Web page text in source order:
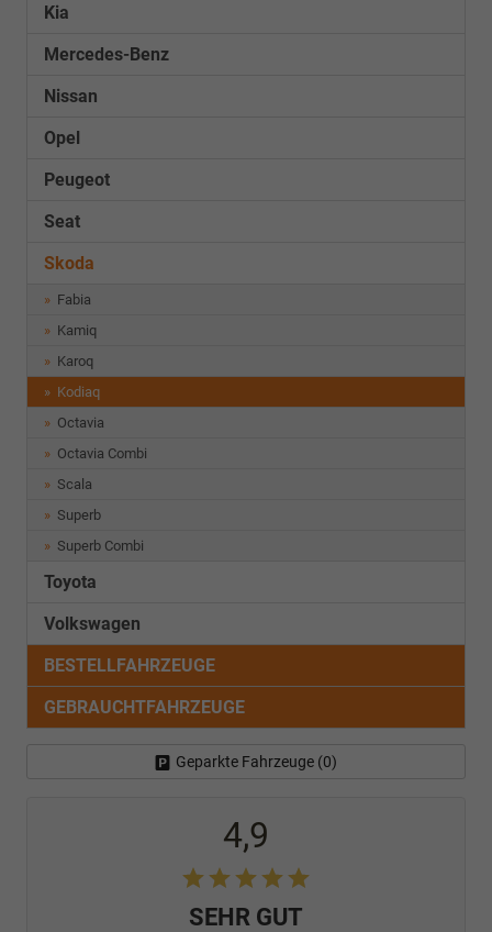
Kia
Mercedes-Benz
Nissan
Opel
Peugeot
Seat
Skoda
Fabia
Kamiq
Karoq
Kodiaq
Octavia
Octavia Combi
Scala
Superb
Superb Combi
Toyota
Volkswagen
BESTELLFAHRZEUGE
GEBRAUCHTFAHRZEUGE
Geparkte Fahrzeuge (0)
4,9
SEHR GUT